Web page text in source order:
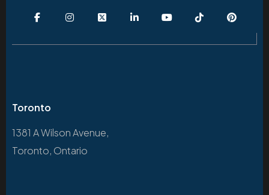
Toronto
1381 A Wilson Avenue,
Toronto, Ontario